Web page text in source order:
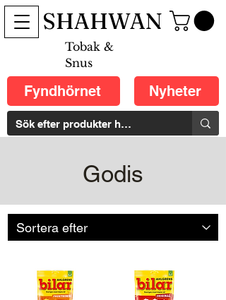
SHAHWAN
Tobak &
Snus
Fyndhörnet Nyheter
Godis